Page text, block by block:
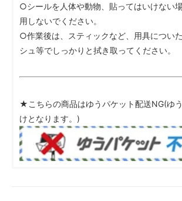
○シールを人体や動物、貼ってはいけない
用しないでください。
○作業後は、スティックなど、用具につい
シュ等でしっかりと拭き取ってください。
★こちらの商品はゆうパケット配送NG(ゆ
けとなります。)